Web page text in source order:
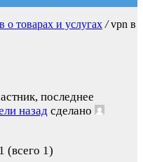
товарах и услугах / vpn в
последнее
назад сделано
(всего 1)